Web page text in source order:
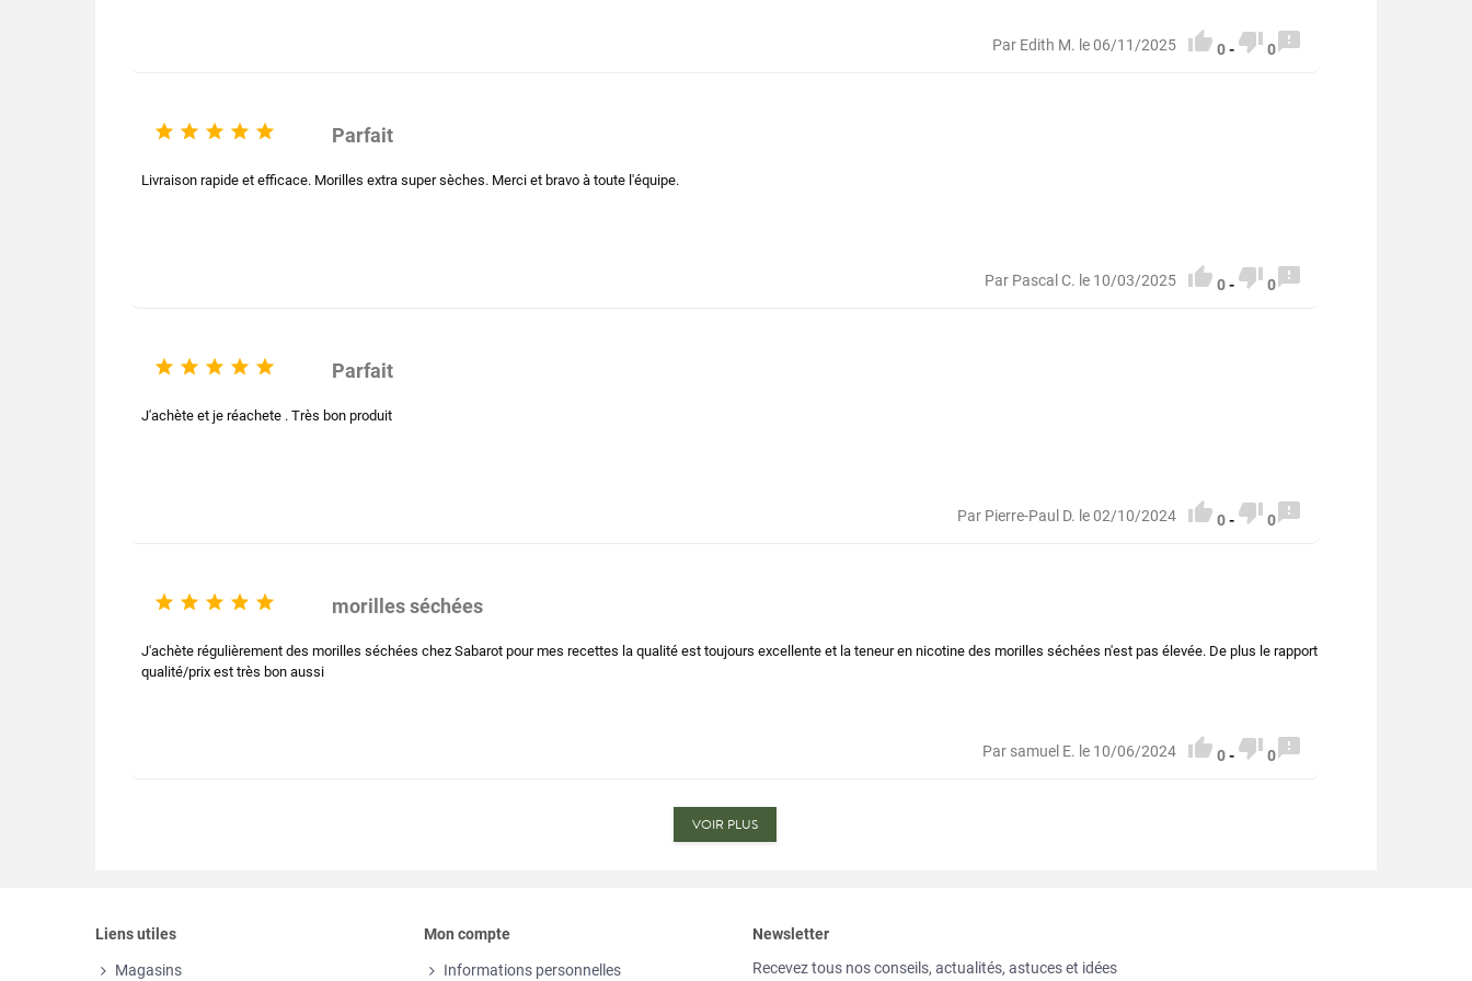
Par Edith M. le 06/11/2025
 0-  0 
     Parfait
Livraison rapide et efficace. Morilles extra super sèches. Merci et bravo à toute l'équipe.
Par Pascal C. le 10/03/2025  0-  0 
     Parfait
J'achète et je réachete . Très bon produit
Par Pierre-Paul D. le 02/10/2024  0-  0 
     morilles séchées
J'achète régulièrement des morilles séchées chez Sabarot pour mes recettes la qualité est toujours excellente et la teneur en nicotine des morilles séchées n'est pas élevée. De plus le rapport
qualité/prix est très bon aussi
Par samuel E. le 10/06/2024  0-  0 
VOIR PLUS
Liens utiles
Magasins
Mon compte
Informations personnelles
Newsletter
Recevez tous nos conseils, actualités, astuces et idées